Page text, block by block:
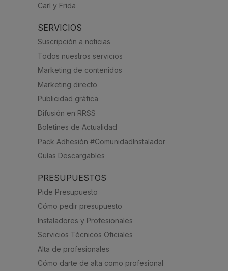
Carl y Frida
SERVICIOS
Suscripción a noticias
Todos nuestros servicios
Marketing de contenidos
Marketing directo
Publicidad gráfica
Difusión en RRSS
Boletines de Actualidad
Pack Adhesión #ComunidadInstalador
Guías Descargables
PRESUPUESTOS
Pide Presupuesto
Cómo pedir presupuesto
Instaladores y Profesionales
Servicios Técnicos Oficiales
Alta de profesionales
Cómo darte de alta como profesional